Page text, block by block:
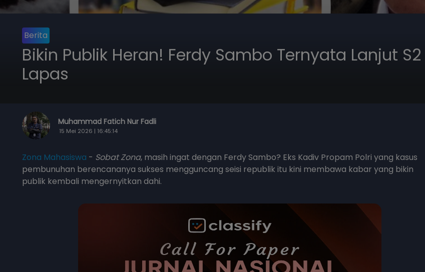
Berita
Bikin Publik Heran! Ferdy Sambo Ternyata Lanjut
Lapas
Muhammad Fatich Nur Fadli
15 Mei 2026 | 16:45:14
Zona Mahasiswa - Sobat Zona, masih ingat dengan Ferdy Sambo? Eks Kadiv Propam Polri yang kasus
pembunuhan berencananya sukses mengguncang seisi republik itu kini membawa kabar yang bikin
publik kembali mengernyitkan dahi.